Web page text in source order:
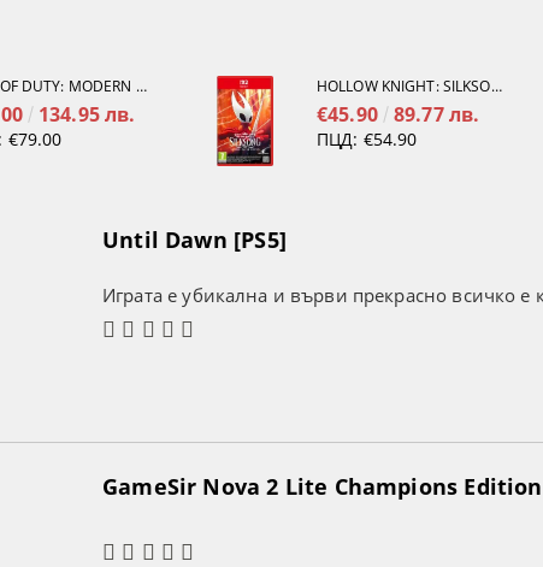
CALL OF DUTY: MODERN WARFARE 4[PS5]
134.95 лв.
€79.00
HOLLOW KNIGHT: SILKSONG [NINTENDO SWITCH 2]
€45.90 89.77 лв.
ПЦД: €54.90
Until Dawn [PS5]
Играта е убикална и върви прекрасно всичко е
GameSir Nova 2 Lite Champions Edition